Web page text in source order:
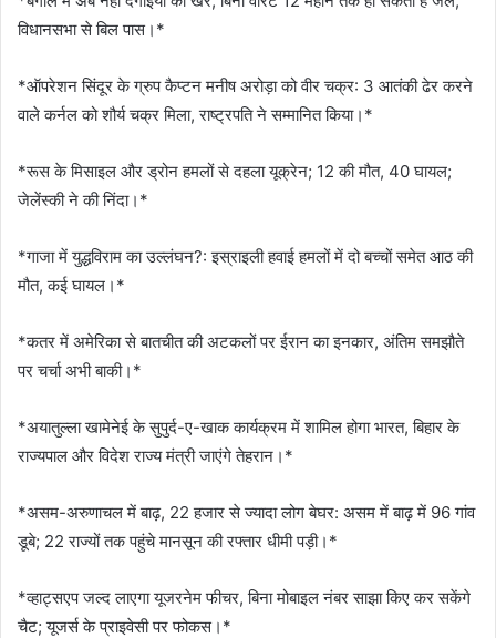
विधानसभा से बिल पास।*
*ऑपरेशन सिंदूर के ग्रुप कैप्टन मनीष अरोड़ा को वीर चक्र: 3 आतंकी ढेर करने
वाले कर्नल को शौर्य चक्र मिला, राष्ट्रपति ने सम्मानित किया।*
*रूस के मिसाइल और ड्रोन हमलों से दहला यूक्रेन; 12 की मौत, 40 घायल;
जेलेंस्की ने की निंदा।*
*गाजा में युद्धविराम का उल्लंघन?: इस्राइली हवाई हमलों में दो बच्चों समेत आठ की
मौत, कई घायल।*
*कतर में अमेरिका से बातचीत की अटकलों पर ईरान का इनकार, अंतिम समझौते
पर चर्चा अभी बाकी।*
*अयातुल्ला खामेनेई के सुपुर्द-ए-खाक कार्यक्रम में शामिल होगा भारत, बिहार के
राज्यपाल और विदेश राज्य मंत्री जाएंगे तेहरान।*
*असम-अरुणाचल में बाढ़, 22 हजार से ज्यादा लोग बेघर: असम में बाढ़ में 96 गांव
डूबे; 22 राज्यों तक पहुंचे मानसून की रफ्तार धीमी पड़ी।*
*व्हाट्सएप जल्द लाएगा यूजरनेम फीचर, बिना मोबाइल नंबर साझा किए कर सकेंगे
चैट; यूजर्स के प्राइवेसी पर फोकस।*